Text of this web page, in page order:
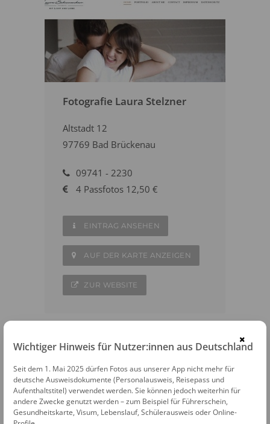
Fotografie Laura Stelzner
Altstadt 12
97769 Bad Brückenau
09741 - 2230
4 Passfotos 12,50 €
EINTRAG ANSEHEN
AUF DER KARTE ANZEIGEN
ZUR WEBSITE
NÄHE
Bad Kissingen
×
Wichtiger Hinweis für Nutzer:innen aus Deutschland
Seit dem 1. Mai 2025 dürfen Fotos aus unserer App nicht mehr für
deutsche Ausweisdokumente (Personalausweis, Reisepass und
Aufenthaltstitel) verwendet werden. Sie können jedoch weiterhin für
andere Zwecke genutzt werden – zum Beispiel für Führerschein,
Gesundheitskarte, Visum, Lebenslauf, Schülerausweis oder Online-